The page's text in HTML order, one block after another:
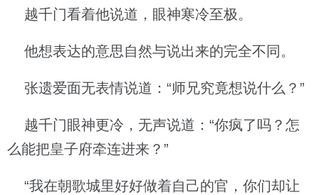
越千门看着他说道，眼神寒冷至极。
他想表达的意思自然与说出来的完全不同。
张遗爱面无表情说道：“师兄究竟想说什么？”
越千门眼神更冷，无声说道：“你疯了吗？怎
么能把皇子府牵连进来？”
“我在朝歌城里好好做着自己的官，你们却让